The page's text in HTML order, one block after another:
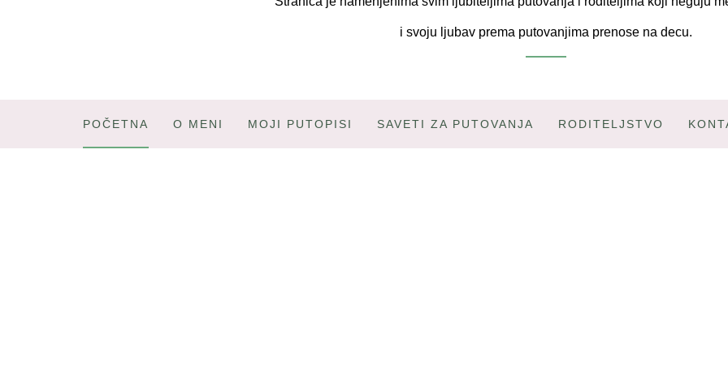
i svoju ljubav prema putovanjima prenose na decu.
POČETNA O MENI MOJI PUTOPISI SAVETI ZA PUTOVANJA RODITELJSTVO